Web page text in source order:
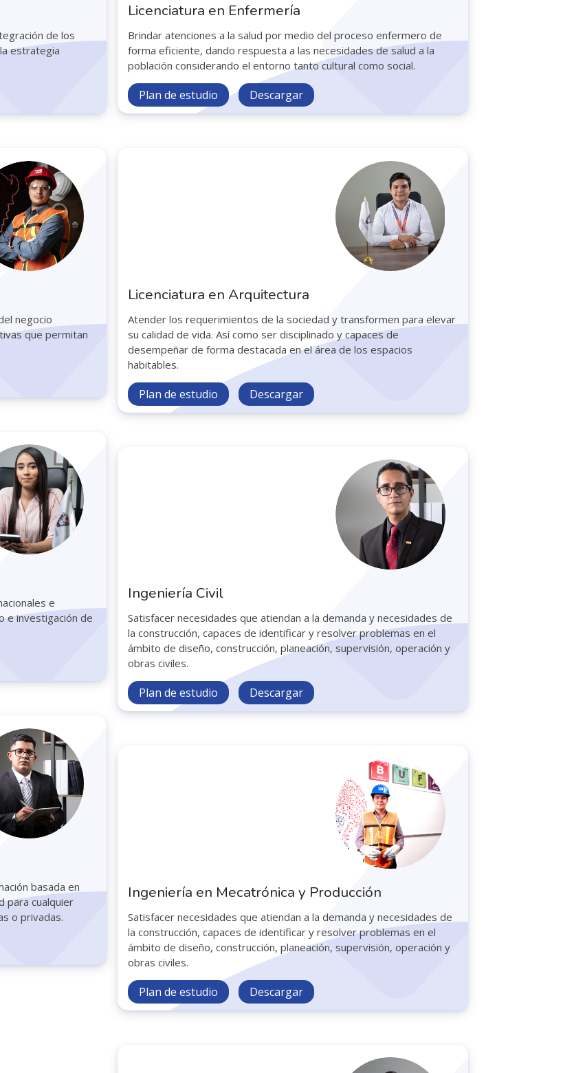
de los
estrategia
negocio
que permitan
e
e investigación de
basada en
para cualquier
o privadas.
Licenciatura en Enfermería
Brindar atenciones a la salud por medio del proceso enfermero de
forma eficiente, dando respuesta a las necesidades de salud a la
población considerando el entorno tanto cultural como social.
Plan de estudio Descargar
Licenciatura en Arquitectura
Atender los requerimientos de la sociedad y transformen para elevar
su calidad de vida. Así como ser disciplinado y capaces de
desempeñar de forma destacada en el área de los espacios
habitables.
Plan de estudio Descargar
Ingeniería Civil
Satisfacer necesidades que atiendan a la demanda y necesidades de
la construcción, capaces de identificar y resolver problemas en el
ámbito de diseño, construcción, planeación, supervisión, operación y
obras civiles.
Plan de estudio Descargar
Ingeniería en Mecatrónica y Producción
Satisfacer necesidades que atiendan a la demanda y necesidades de
la construcción, capaces de identificar y resolver problemas en el
ámbito de diseño, construcción, planeación, supervisión, operación y
obras civiles.
Plan de estudio Descargar